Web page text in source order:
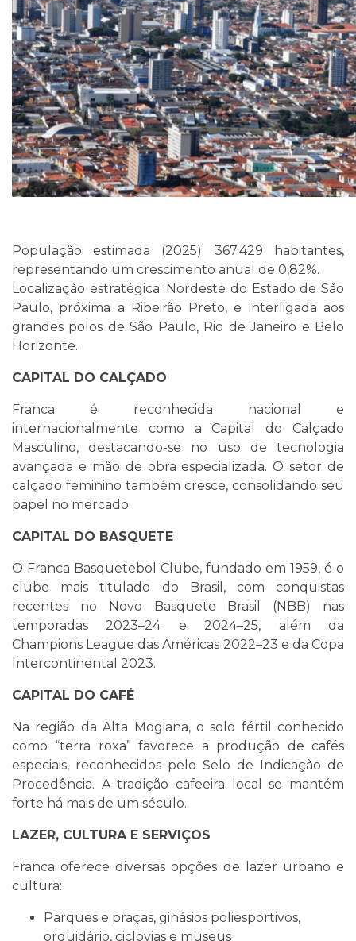
População estimada (2025): 367.429 habitantes,
representando um crescimento anual de 0,82%.
Localização estratégica: Nordeste do Estado de São
Paulo, próxima a Ribeirão Preto, e interligada aos
grandes polos de São Paulo, Rio de Janeiro e Belo
Horizonte.
CAPITAL DO CALÇADO
Franca é reconhecida nacional e
internacionalmente como a Capital do Calçado
Masculino, destacando-se no uso de tecnologia
avançada e mão de obra especializada. O setor de
calçado feminino também cresce, consolidando seu
papel no mercado.
CAPITAL DO BASQUETE
O Franca Basquetebol Clube, fundado em 1959, é o
clube mais titulado do Brasil, com conquistas
recentes no Novo Basquete Brasil (NBB) nas
temporadas 2023–24 e 2024–25, além da
Champions League das Américas 2022–23 e da Copa
Intercontinental 2023.
CAPITAL DO CAFÉ
Na região da Alta Mogiana, o solo fértil conhecido
como “terra roxa” favorece a produção de cafés
especiais, reconhecidos pelo Selo de Indicação de
Procedência. A tradição cafeeira local se mantém
forte há mais de um século.
LAZER, CULTURA E SERVIÇOS
Franca oferece diversas opções de lazer urbano e
cultura:
Parques e praças, ginásios poliesportivos,
orquidário, ciclovias e museus